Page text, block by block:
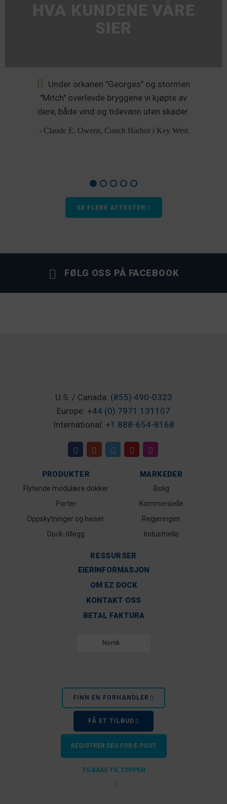
Under orkanen "Georges" og stormen
"Mitch" overlevde bryggene vi kjøpte av
dere, både vind og tidevann uten skader.
- Claude E. Owens, Conch Harbor i Key West
SE FLERE ATTESTER
FØLG OSS PÅ FACEBOOK
U.S. / Canada: (855) 490-0323
Europe: +44 (0) 7971 131107
International: +1 888-654-8168
PRODUKTER
Flytende modulære dokker
Porter
Oppskytninger og heiser
Dock-tillegg
MARKEDER
Bolig
Kommersielle
Regjeringen
Industrielle
RESSURSER
EIERINFORMASJON
OM EZ DOCK
KONTAKT OSS
BETAL FAKTURA
Norsk
FINN EN FORHANDLER
FÅ ET TILBUD
REGISTRER DEG FOR E-POST
TILBAKE TIL TOPPEN